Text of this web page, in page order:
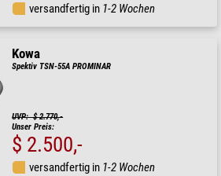
versandfertig in 1-2 Wochen
Kowa
Spektiv TSN-55A PROMINAR
UVP: $ 2.770,-
Unser Preis:
$ 2.500,-
versandfertig in 1-2 Wochen